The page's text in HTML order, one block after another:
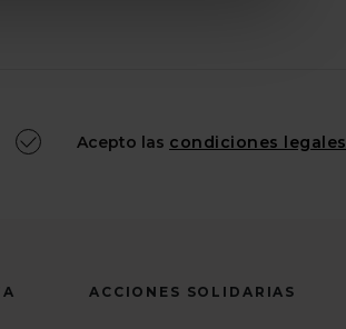
Acepto las condiciones legales
ACCIONES SOLIDARIAS